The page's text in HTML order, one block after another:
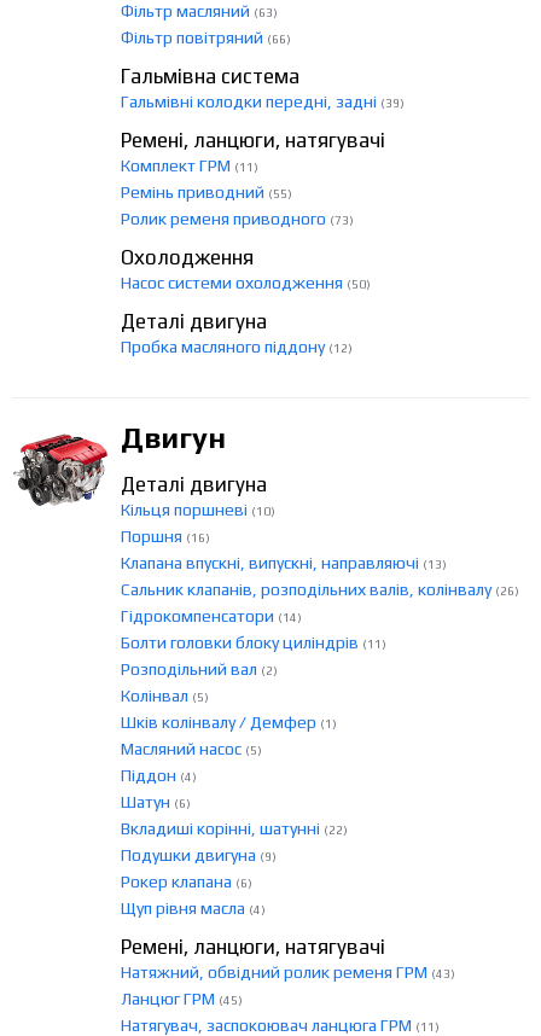
Фільтр масляний (63)
Фільтр повітряний (66)
Гальмівна система
Гальмівні колодки передні, задні (39)
Ремені, ланцюги, натягувачі
Комплект ГРМ (11)
Ремінь приводний (55)
Ролик ременя приводного (73)
Охолодження
Насос системи охолодження (50)
Деталі двигуна
Пробка масляного піддону (12)
Двигун
Деталі двигуна
Кільця поршневі (10)
Поршня (16)
Клапана впускні, випускні, направляючі (13)
Сальник клапанів, розподільних валів, колінвалу (26)
Гідрокомпенсатори (14)
Болти головки блоку циліндрів (11)
Розподільний вал (2)
Колінвал (5)
Шків колінвалу / Демфер (1)
Масляний насос (5)
Піддон (4)
Шатун (6)
Вкладиші корінні, шатунні (22)
Подушки двигуна (9)
Рокер клапана (6)
Щуп рівня масла (4)
Ремені, ланцюги, натягувачі
Натяжний, обвідний ролик ременя ГРМ (43)
Ланцюг ГРМ (45)
Натягувач, заспокоювач ланцюга ГРМ (11)